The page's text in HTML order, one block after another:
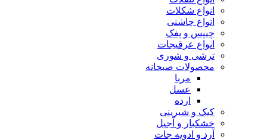
انواع شکلات
انواع چاشنی
چیپس و پفک
انواع عرقیجات
ترشی و شوری
محصولات صبحانه
مربا
عسل
ارده
کیک و شیرینی
خشکبار و آجیل
آرد و ادویه جات